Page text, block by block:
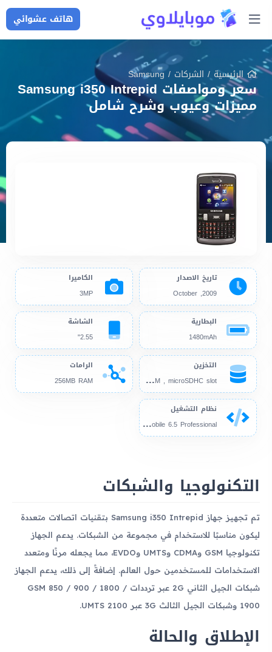
هاتف عشوائي
الرئيسية/ الشركات /
Samsung
سعر ومواصفات Samsung i350 Intrepid
مميزات وعيوب وشرح شامل
تاريخ الاصدار
2009, October
الكاميرا
3MP
البطارية
1480mAh
الشاشة
2.55"
التخزين
256
MB RAM , microSDHC slot
الرامات
256MB RAM
نظام التشغيل
Mic
rosoft Windows Mobile 6.5 Professional
التكنولوجيا والشبكات
تم تجهيز جهاز Samsung i350 Intrepid بتقنيات اتصالات متعددة
ليكون مناسبًا للاستخدام في مجموعة من الشبكات. يدعم الجهاز
تكنولوجيا GSM وCDMA وUMTS وEVDO، مما يجعله مرنًا ومتعدد
الاستخدامات للمستخدمين حول العالم. إضافةً إلى ذلك، يدعم الجهاز
شبكات الجيل الثاني 2G عبر ترددات GSM 850 / 900 / 1800 /
1900 وشبكات الجيل الثالث 3G عبر UMTS 2100.
الإطلاق والحالة